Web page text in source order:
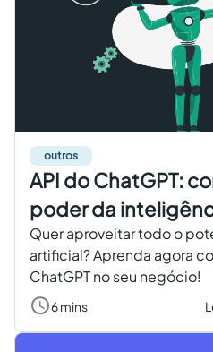
outros
API do ChatGPT:
poder da
Quer aproveitar todo o
artificial? Aprenda agora
ChatGPT no seu negócio!
6 mins